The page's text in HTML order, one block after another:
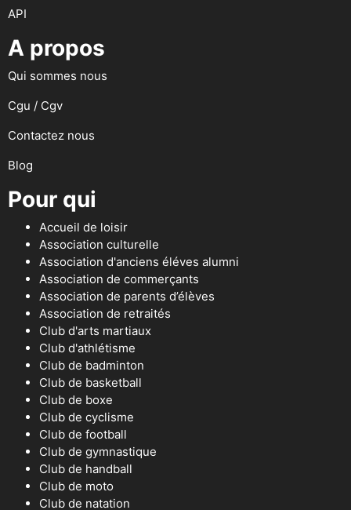
API
A propos
Qui sommes nous
Cgu / Cgv
Contactez nous
Blog
Pour qui
Accueil de loisir
Association culturelle
Association d'anciens éléves alumni
Association de commerçants
Association de parents d’élèves
Association de retraités
Club d'arts martiaux
Club d'athlétisme
Club de badminton
Club de basketball
Club de boxe
Club de cyclisme
Club de football
Club de gymnastique
Club de handball
Club de moto
Club de natation